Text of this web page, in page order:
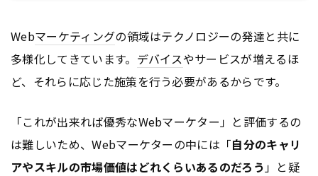
Webマーケティングの領域はテクノロジーの発達と共に
多様化してきています。 デバイスやサービスが増えるほ
ど、それらに応じた施策を行う必要があるからです。
「これが出来れば優秀なWebマーケター」と評価するの
は難しいため、Webマーケターの中には「自分のキャリ
アやスキルの市場価値はどれくらいあるのだろう」と疑